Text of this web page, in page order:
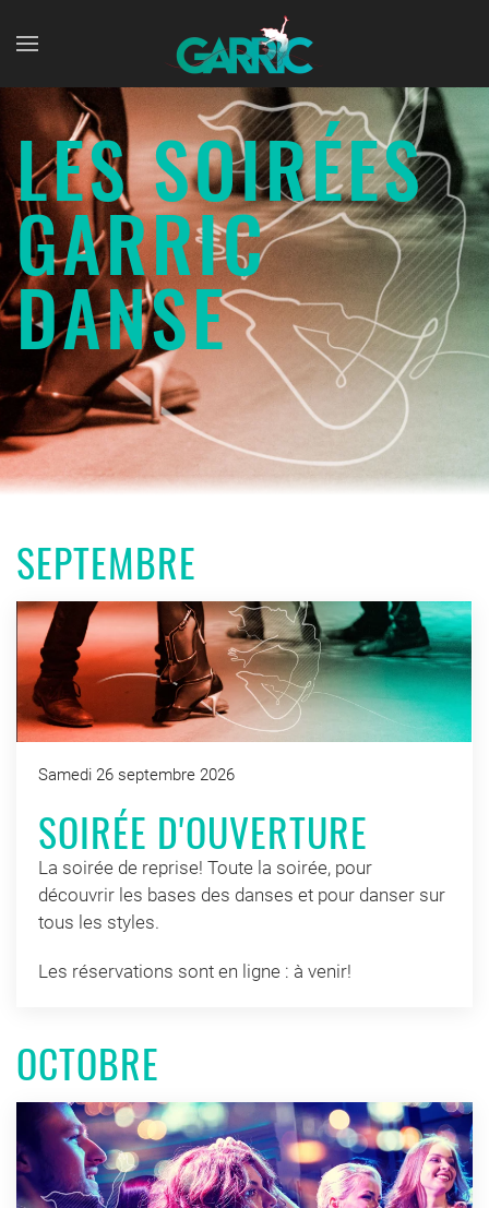
Skip to main content
LES SOIRÉES
GARRIC
DANSE
SEPTEMBRE
Samedi 26 septembre 2026
SOIRÉE D'OUVERTURE
La soirée de reprise! Toute la soirée, pour
découvrir les bases des danses et pour danser sur
tous les styles.
Les réservations sont en ligne : à venir!
OCTOBRE